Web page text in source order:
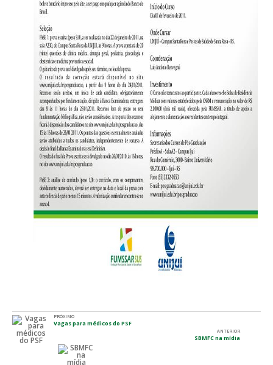
PRÓXIMO
Vagas para médicos do PSF
ANTERIOR
SBMFC na mídia